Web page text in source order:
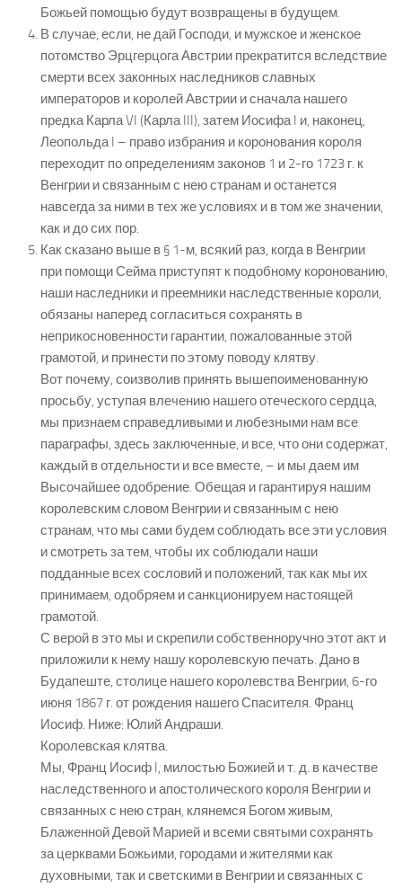
Божьей помощью будут возвращены в будущем.
В случае, если, не дай Господи, и мужское и женское
потомство Эрцгерцога Австрии прекратится вследствие
смерти всех законных наследников славных
императоров и королей Австрии и сначала нашего
предка Карла VI (Карла III), затем Иосифа I и, наконец,
Леопольда I – право избрания и коронования короля
переходит по определениям законов 1 и 2-го 1723 г. к
Венгрии и связанным с нею странам и останется
навсегда за ними в тех же условиях и в том же значении,
как и до сих пор.
Как сказано выше в § 1-м, всякий раз, когда в Венгрии
при помощи Сейма приступят к подобному коронованию,
наши наследники и преемники наследственные короли,
обязаны наперед согласиться сохранять в
неприкосновенности гарантии, пожалованные этой
грамотой, и принести по этому поводу клятву.
Вот почему, соизволив принять вышепоименованную
просьбу, уступая влечению нашего отеческого сердца,
мы признаем справедливыми и любезными нам все
параграфы, здесь заключенные, и все, что они содержат,
каждый в отдельности и все вместе, – и мы даем им
Высочайшее одобрение. Обещая и гарантируя нашим
королевским словом Венгрии и связанным с нею
странам, что мы сами будем соблюдать все эти условия
и смотреть за тем, чтобы их соблюдали наши
подданные всех сословий и положений, так как мы их
принимаем, одобряем и санкционируем настоящей
грамотой.
С верой в это мы и скрепили собственноручно этот акт и
приложили к нему нашу королевскую печать. Дано в
Будапеште, столице нашего королевства Венгрии, 6-го
июня 1867 г. от рождения нашего Спасителя. Франц
Иосиф. Ниже: Юлий Андраши.
Королевская клятва.
Мы, Франц Иосиф I, милостью Божией и т. д. в качестве
наследственного и апостолического короля Венгрии и
связанных с нею стран, клянемся Богом живым,
Блаженной Девой Марией и всеми святыми сохранять
за церквами Божьими, городами и жителями как
духовными, так и светскими в Венгрии и связанных с